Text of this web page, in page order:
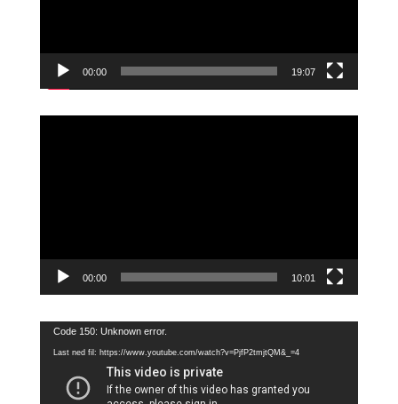
00:00 19:07
00:00 10:01
Videoavspiller
Code 150: Unknown error.
Last ned fil: https://www.youtube.com/watch?v=PjfP2tmjtQM&_=4